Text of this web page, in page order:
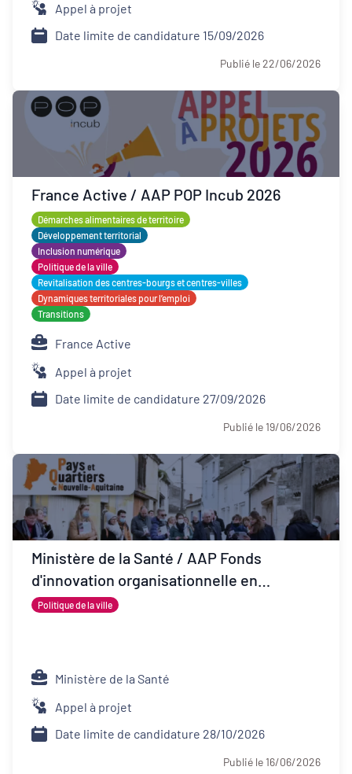
Dynamiques territoriales pour l’emploi
Date de publication
Type d'appel
Appel à projet
Appel à manifestation d'intérêt
Appel à projet
Date limite de candidature 15/09/2026
Publié le 22/06/2026
France Active / AAP POP Incub 2026
Démarches alimentaires de territoire
Développement territorial
Inclusion numérique
Politique de la ville
Revitalisation des centres-bourgs et centres-villes
Dynamiques territoriales pour l’emploi
Transitions
France Active
Appel à projet
Date limite de candidature 27/09/2026
Publié le 19/06/2026
Ministère de la Santé / AAP Fonds
d'innovation organisationnelle en
psychiatrie (FIOP)
Politique de la ville
Ministère de la Santé
Appel à projet
Date limite de candidature 28/10/2026
Publié le 16/06/2026